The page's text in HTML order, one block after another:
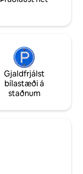
Gjaldfrjálst
bílastæði á
staðnum